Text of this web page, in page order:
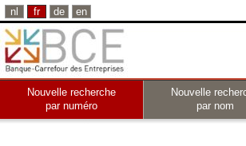
nl fr de en
Nouvelle recherche
par numéro
Nouvelle
par nom